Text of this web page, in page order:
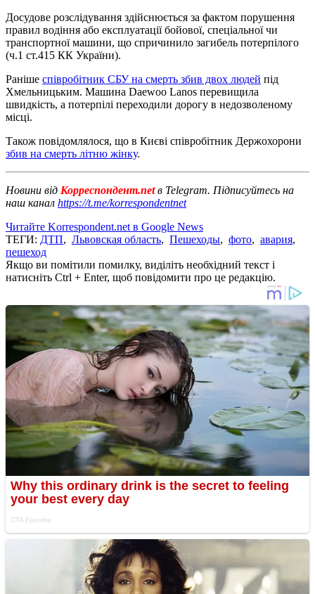
Досудове розслідування здійснюється за фактом порушення
правил водіння або експлуатації бойової, спеціальної чи
транспортної машини, що спричинило загибель потерпілого
(ч.1 ст.415 КК України).
Раніше співробітник СБУ на смерть збив двох людей під
Хмельницьким. Машина Daewoo Lanos перевищила
швидкість, а потерпілі переходили дорогу в недозволеному
місці.
Також повідомлялося, що в Києві співробітник Держохорони
збив на смерть літню жінку.
Новини від Корреспондент.netв Telegram. Підписуйтесь на
наш канал https://t.me/korrespondentnet
Читайте Korrespondent.net в Google News
ТЕГИ: ДТП, Львовская область, Пешеходы, фото, авария,
пешеход
Якщо ви помітили помилку, виділіть необхідний текст і
натисніть Ctrl + Enter, щоб повідомити про це редакцію.